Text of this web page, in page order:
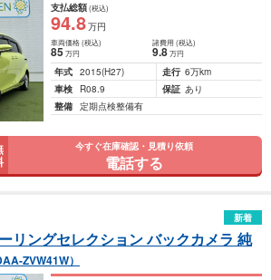
支払総額(税込)
94.8万円
車両価格(税込)
85万円
諸費用 (税込)
9.8 万円
年式 2015(H27) 走行 6万km
車検
R08.9 保証 あり
整備 定期点検整備有
今すぐ在庫確認・見積り依頼
電話する
新着
リングセレクション バックカメラ 純
ZVW41W）